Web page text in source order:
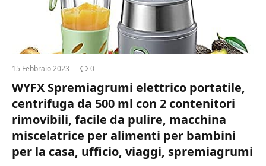
15 Febbraio 2023 0
WYFX Spremiagrumi elettrico portatile,
centrifuga da 500 ml con 2 contenitori
rimovibili, facile da pulire, macchina
miscelatrice per alimenti per bambini
per la casa, ufficio, viaggi, spremiagrumi